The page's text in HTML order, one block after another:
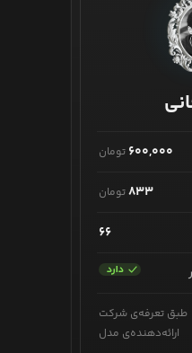
با گروک
۶۰۰,۰۰۰ تومان
۸۳۳تومان
۶۶
طبق تعرفه‌ی شرکت
ارائه‌دهنده‌ی مدل
۱,۰۵۰,۰۰۰ تومان
۱,۴۵۸ تومان
۱۱۳
طبق تعرفه‌ی شرکت
ارائه‌دهنده‌ی مدل